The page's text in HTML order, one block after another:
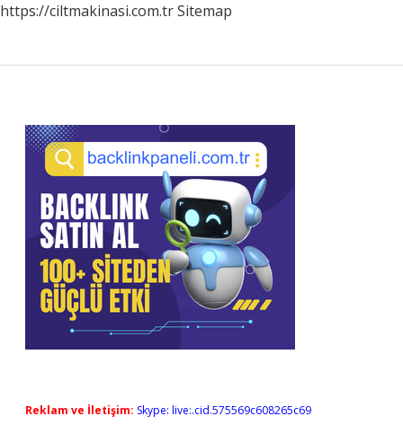
https://ciltmakinasi.com.trSitemap
Sidebar
Reklam ve İletişim: Skype: live:.cid.575569c608265c69